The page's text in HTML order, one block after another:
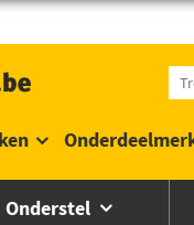
Onderstel